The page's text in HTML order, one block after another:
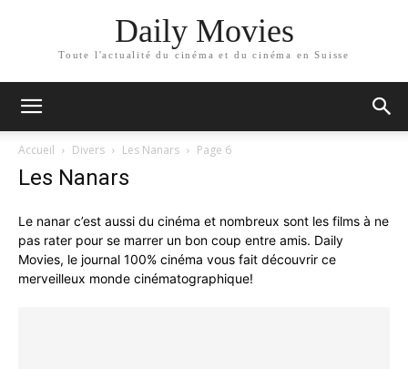
Daily Movies
Toute l'actualité du cinéma et du cinéma en Suisse
Accueil Divers Les Nanars Page 6
Les Nanars
Le nanar c’est aussi du cinéma et nombreux sont les films à ne
pas rater pour se marrer un bon coup entre amis. Daily
Movies, le journal 100% cinéma vous fait découvrir ce
merveilleux monde cinématographique!